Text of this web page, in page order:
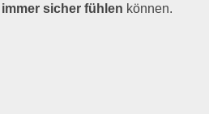
immer sicher fühlen können.